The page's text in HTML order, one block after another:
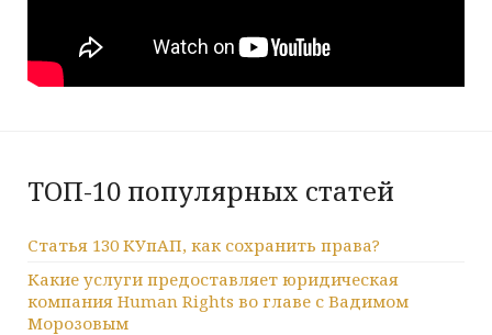
ТОП-10 популярных статей
Статья 130 КУпАП, как сохранить права?
Какие услуги предоставляет юридическая
компания Human Rights во главе с Вадимом
Морозовым